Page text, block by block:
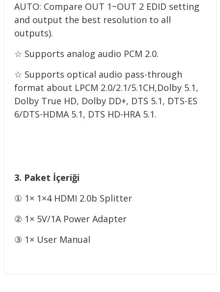
AUTO: Compare OUT 1~OUT 2 EDID setting
and output the best resolution to all
outputs).
☆ Supports analog audio PCM 2.0.
☆ Supports optical audio pass-through
format about LPCM 2.0/2.1/5.1CH,Dolby 5.1,
Dolby True HD, Dolby DD+, DTS 5.1, DTS-ES
6/DTS-HDMA 5.1, DTS HD-HRA 5.1.
3. Paket İçeriği
① 1× 1×4 HDMI 2.0b Splitter
② 1× 5V/1A Power Adapter
③ 1× User Manual